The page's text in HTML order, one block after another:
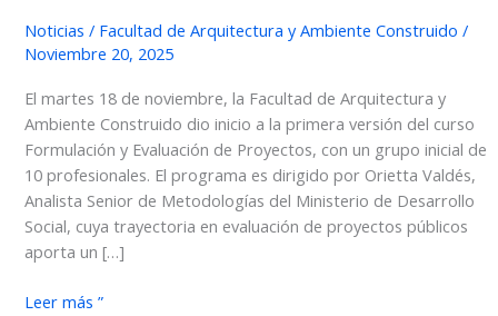
Noticias / Facultad de Arquitectura y Ambiente Construido /
Noviembre 20, 2025
El martes 18 de noviembre, la Facultad de Arquitectura y
Ambiente Construido dio inicio a la primera versión del curso
Formulación y Evaluación de Proyectos, con un grupo inicial de
10 profesionales. El programa es dirigido por Orietta Valdés,
Analista Senior de Metodologías del Ministerio de Desarrollo
Social, cuya trayectoria en evaluación de proyectos públicos
aporta un […]
Primera
Leer más ”